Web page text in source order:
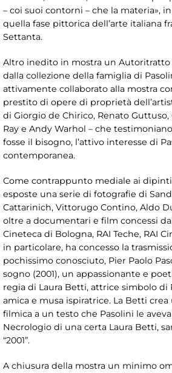
– coi suoi contorni – che la materia»,
quella fase pittorica dell’arte italiana
Settanta.
Altro inedito in mostra un Autoritratto
dalla collezione della famiglia di
attivamente collaborato alla mostra
prestito di opere di proprietà
di Giorgio de Chirico, Renato
Ray e Andy Warhol – che
fosse il bisogno, l’attivo interesse di
contemporanea.
Come contrappunto mediale ai
esposte una serie di fotografie di
Cattarinich, Vittorugo Contino, Aldo
oltre a documentari e film concessi
Cineteca di Bologna, RAI Teche, RAI
in particolare, ha concesso la
pochissimo conosciuto, Pier Paolo
sogno (2001), un appassionante e
regia di Laura Betti, attrice simbolo di
amica e musa ispiratrice. La Betti
filmica a un testo che Pasolini le aveva
Necrologio di una certa Laura Betti,
“2001”.
A chiusura della mostra un minimo